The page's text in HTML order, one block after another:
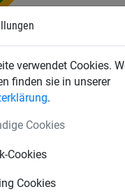
verwendet Cookies.
finden sie in unserer
.
Cookies
Cookies
Cookies
Seilspielgeräte